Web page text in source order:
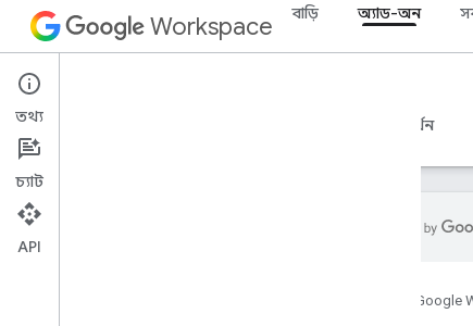
Workspace বাড়ি অ্যাড-অন
Add-ons
ওভারভিউ সমর্থন
Google
তথ্য
চ্যাট
API